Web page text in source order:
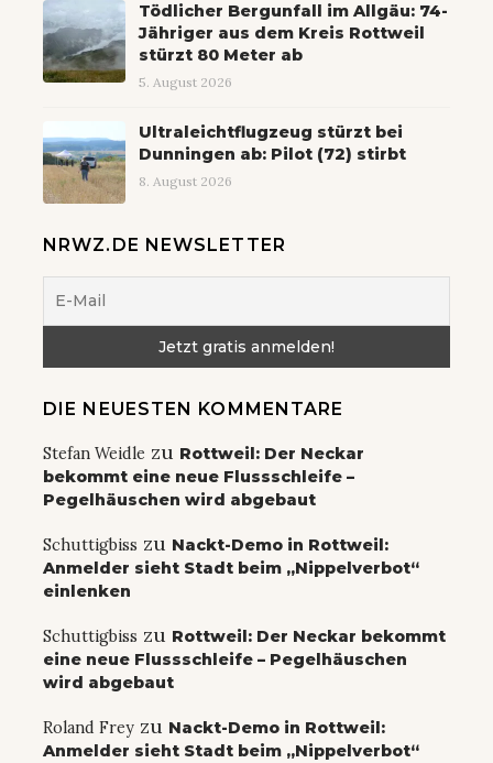
Tödlicher Bergunfall im Allgäu: 74-
Jähriger aus dem Kreis Rottweil
stürzt 80 Meter ab
5. August 2026
Ultraleichtflugzeug stürzt bei
Dunningen ab: Pilot (72) stirbt
8. August 2026
NRWZ.DE NEWSLETTER
DIE NEUESTEN KOMMENTARE
Stefan Weidle zu Rottweil: Der Neckar
bekommt eine neue Flussschleife –
Pegelhäuschen wird abgebaut
Schuttigbiss zu Nackt-Demo in Rottweil:
Anmelder sieht Stadt beim „Nippelverbot“
einlenken
Schuttigbiss zu Rottweil: Der Neckar bekommt
eine neue Flussschleife – Pegelhäuschen
wird abgebaut
Roland Frey zu Nackt-Demo in Rottweil:
Anmelder sieht Stadt beim „Nippelverbot“